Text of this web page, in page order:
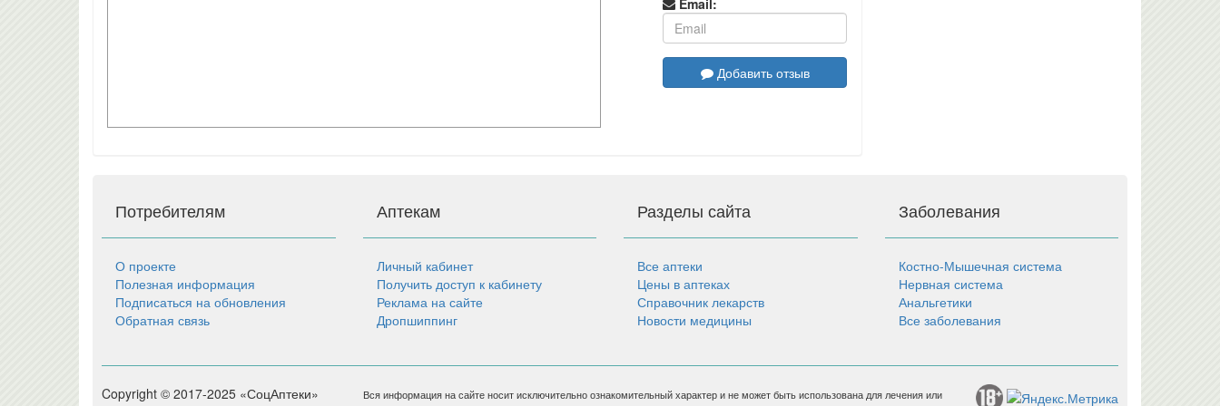
Email:
Добавить отзыв
Потребителям
О проекте
Полезная информация
Подписаться на обновления
Обратная связь
Аптекам
Личный кабинет
Получить доступ к кабинету
Реклама на сайте
Дропшиппинг
Разделы сайта
Все аптеки
Цены в аптеках
Справочник лекарств
Новости медицины
Заболевания
Костно-Мышечная система
Нервная система
Анальгетики
Все заболевания
Copyright © 2017-2025 «СоцАптеки»
Вся информация на сайте носит исключительно ознакомительный характер и не может быть использована для лечения или